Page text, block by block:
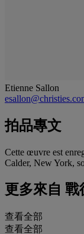
Etienne Sallon
拍品專文
Cette œuvre est
Calder, New York,
更多來自 戰
查看全部
查看全部